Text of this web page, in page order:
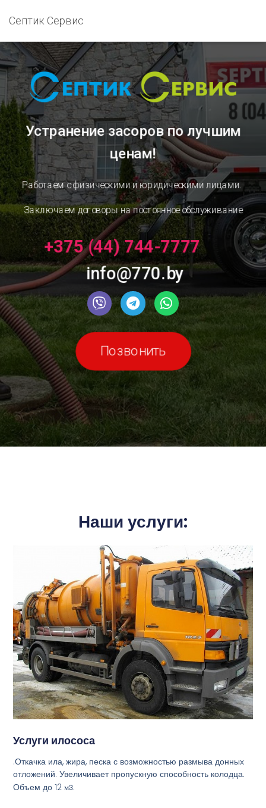
Септик Сервис
Устранение засоровпо лучшим
ценам!
Работаем с физическими и юридическими лицами.
Заключаем договоры на постоянное обслуживание
+375 (44) 744-7777
info@770.by
Позвонить
Наши услуги:
Услуги илососа
.Откачка ила, жира, песка с возможностью размыва донных
отложений. Увеличивает пропускную способность колодца.
Объем до 12м3.